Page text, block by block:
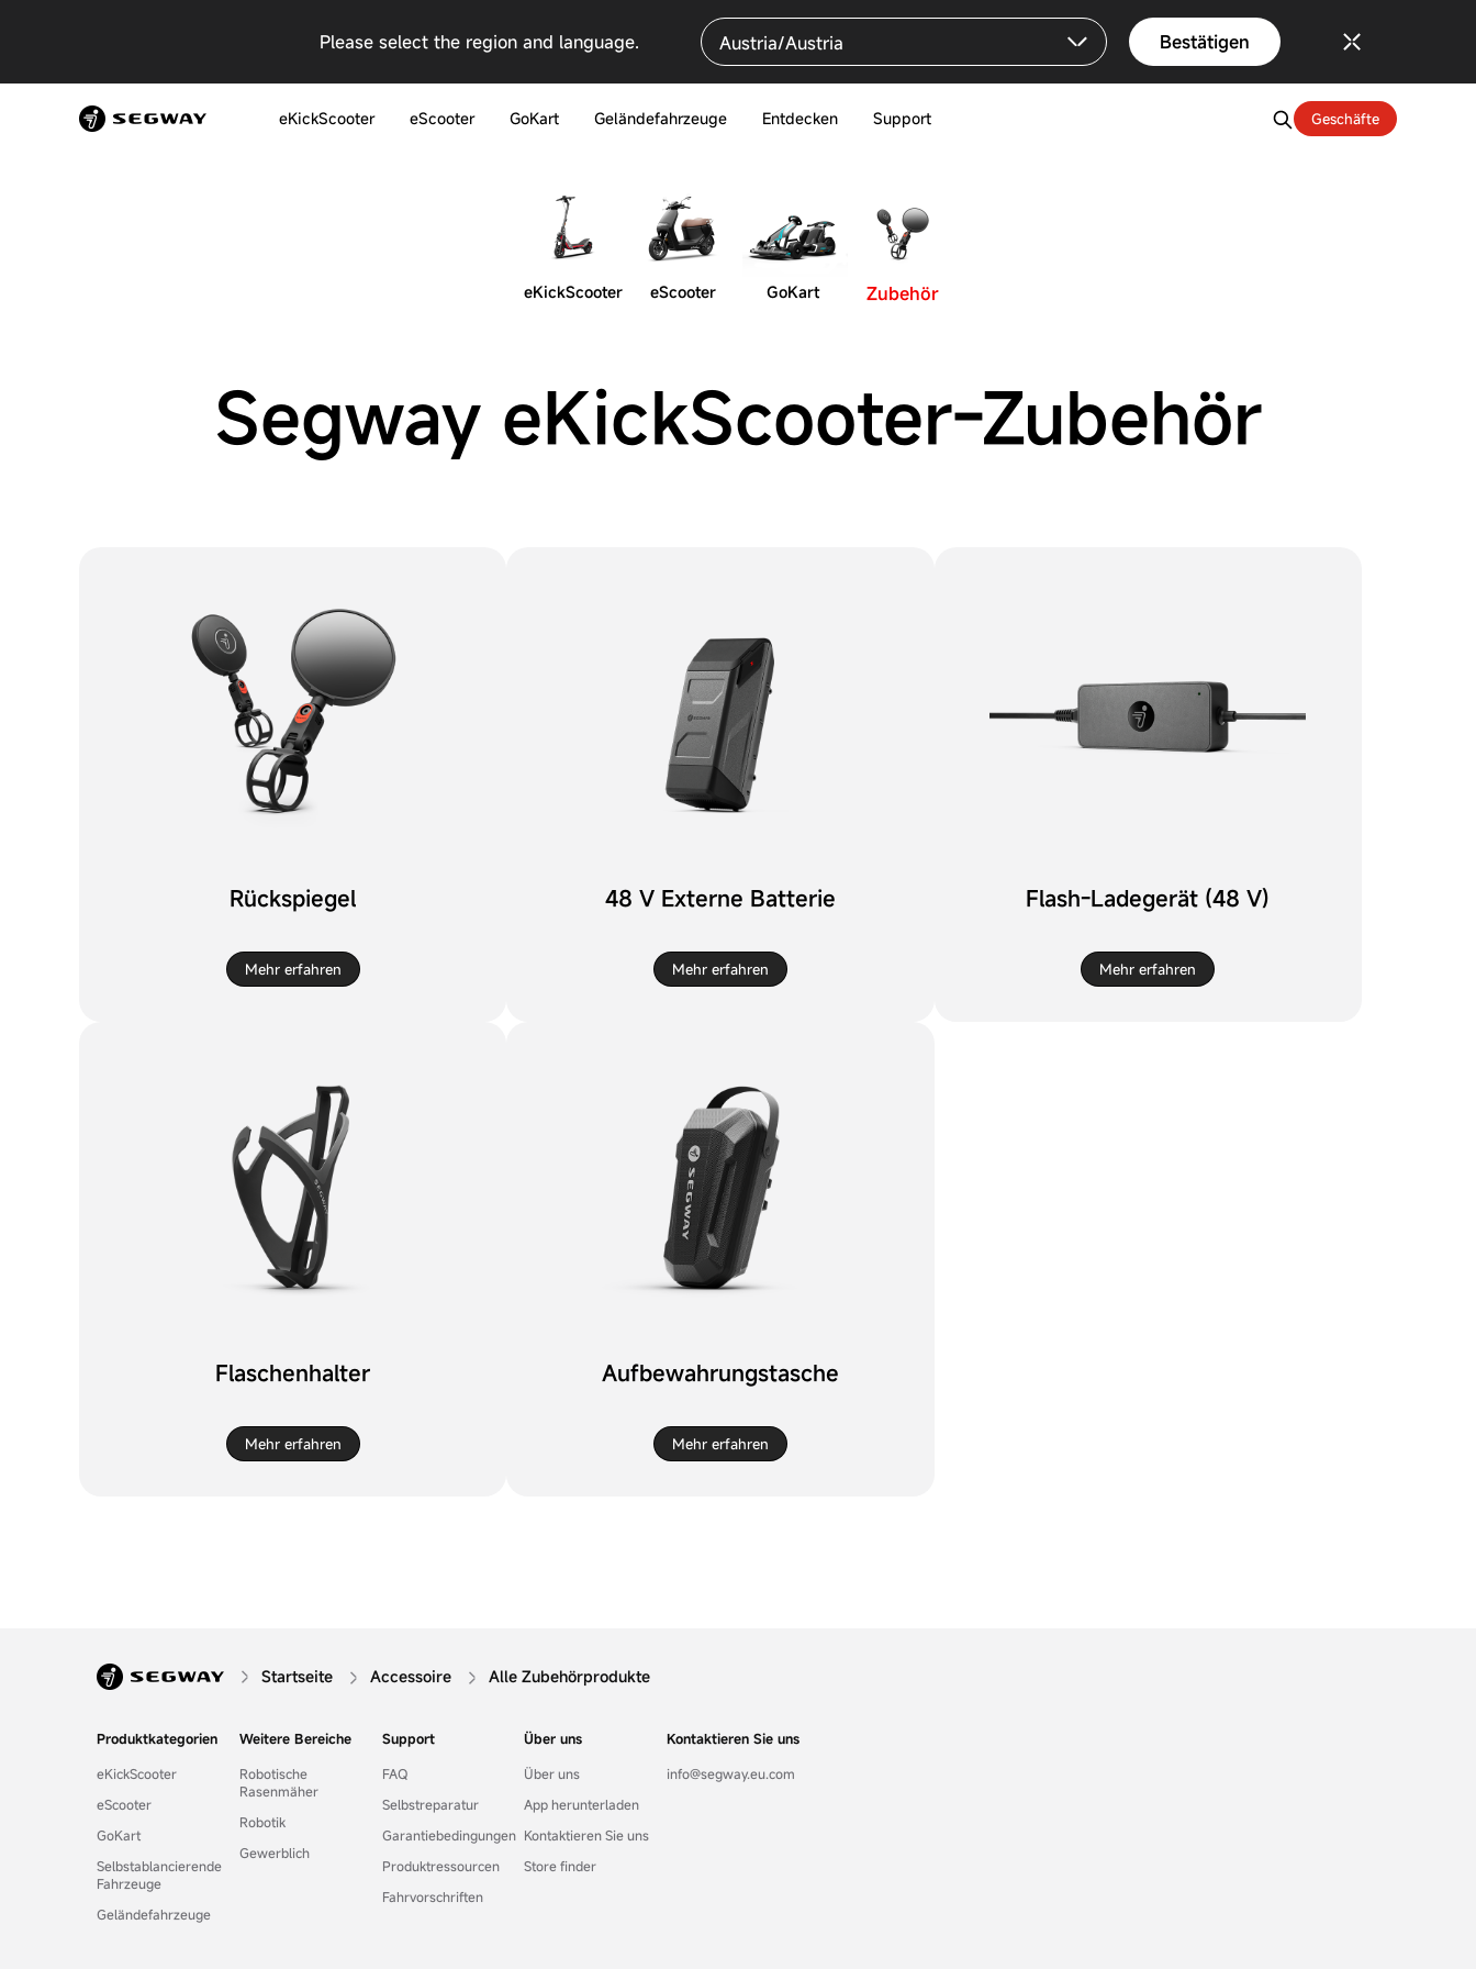
Please select the region and language. Austria/Austria Bestätigen
eKickScooter eScooter GoKart Geländefahrzeuge Entdecken Support Geschäfte
eKickScooter eScooter GoKart Zubehör
Segway eKickScooter-Zubehör
Rückspiegel
Mehr erfahren
48 V Externe Batterie
Mehr erfahren
Flash-Ladegerät (48 V)
Mehr erfahren
Flaschenhalter
Mehr erfahren
Aufbewahrungstasche
Mehr erfahren
Startseite Accessoire Alle Zubehörprodukte
Produktkategorien
eKickScooter
eScooter
GoKart
Selbstablancierende
Fahrzeuge
Geländefahrzeuge
Weitere Bereiche
Robotische
Rasenmäher
Robotik
Gewerblich
Support
FAQ
Selbstreparatur
Garantiebedingungen
Produktressourcen
Fahrvorschriften
Über uns
Über uns
App herunterladen
Kontaktieren Sie uns
Store finder
Kontaktieren Sie uns
info@segway.eu.com